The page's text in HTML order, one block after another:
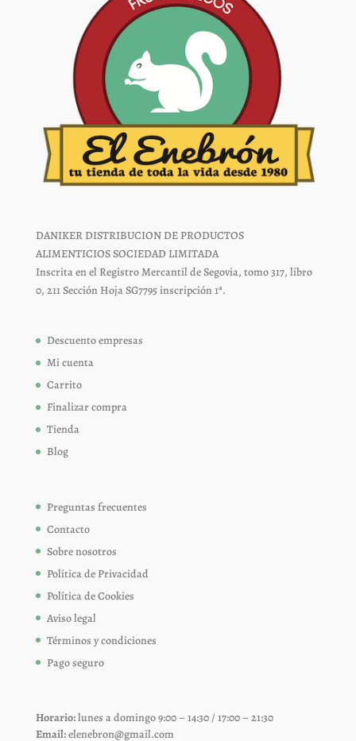
de
DANIKER DISTRIBUCION DE PRODUCTOS
ALIMENTICIOS SOCIEDAD LIMITADA
Inscrita en el Registro Mercantil de Segovia, tomo 317, libro
0, 211 Sección Hoja SG7795 inscripción 1ª.
Descuento empresas
Mi cuenta
Carrito
Finalizar compra
Tienda
Blog
Preguntas frecuentes
Contacto
Sobre nosotros
Política de Privacidad
Política de Cookies
Aviso legal
Términos y condiciones
Pago seguro
Horario:lunes a domingo 9:00 – 14:30 / 17:00 – 21:30
Email:elenebron@gmail.com